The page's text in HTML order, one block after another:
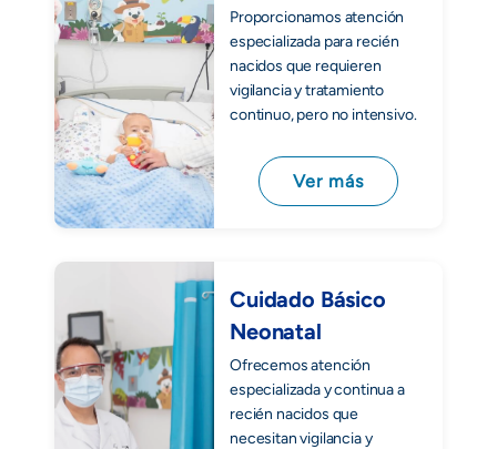
Proporcionamos atención
especializada para recién
nacidos que requieren
vigilancia y tratamiento
continuo, pero no intensivo.
Ver más
Cuidado Básico
Neonatal
Ofrecemos atención
especializada y continua a
recién nacidos que
necesitan vigilancia y